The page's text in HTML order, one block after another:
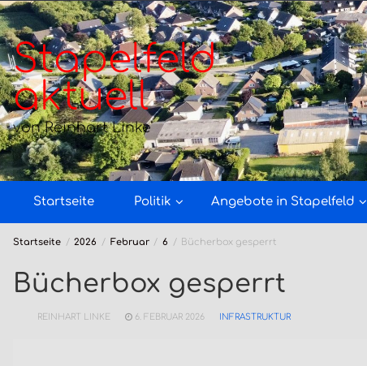
Zum
Inhalt
springen
Stapelfeld
aktuell
von Reinhart Linke
Startseite Politik Angebote in Stapelfeld
Startseite 2026 Februar 6 Bücherbox gesperrt
Bücherbox gesperrt
REINHART LINKE 6. FEBRUAR 2026 INFRASTRUKTUR